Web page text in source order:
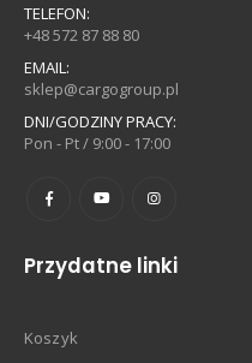
TELEFON:
+48 572 87 88 80
EMAIL:
sklep@cargogroup.pl
DNI/GODZINY PRACY:
Pon - Pt / 9:00 - 17:00
Przydatne linki
Koszyk